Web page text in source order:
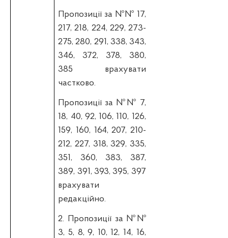
Пропозиції за №№ 17,
217, 218, 224, 229, 273-
275, 280, 291, 338, 343,
346,
372, 378, 380,
385 врахувати
частково.
Пропозиції за №№ 7,
18, 40, 92, 106, 110, 126,
159, 160, 164, 207, 210-
212, 227, 318, 329, 335,
351, 360, 383, 387,
389, 391, 393, 395, 397
врахувати
редакційно.
2. Пропозиції за №№
3, 5, 8, 9, 10, 12, 14, 16,